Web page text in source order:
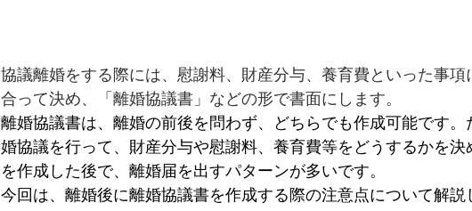
協議離婚をする際には、慰謝料、財産分与、養育費といった事項
合って決め、「離婚協議書」などの形で書面にします。
離婚協議書は、離婚の前後を問わず、どちらでも作成可能です
婚協議を行って、財産分与や慰謝料、養育費等をどうするかを
を作成した後で、離婚届を出すパターンが多いです。
今回は、離婚後に離婚協議書を作成する際の注意点について解説